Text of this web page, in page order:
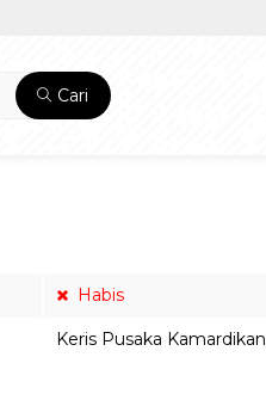
Cari
Habis
Keris Pusaka Kamardikan